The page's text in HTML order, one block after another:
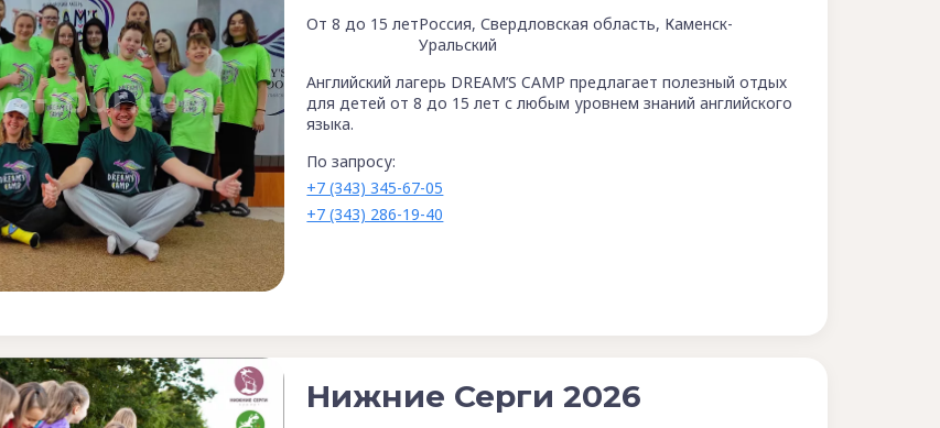
От 8 до 15 летРоссия, Свердловская область, Каменск-
Уральский
Английский лагерь DREAM’S CAMP предлагает полезный отдых
для детей от 8 до 15 лет с любым уровнем знаний английского
языка.
По запросу:
+7 (343) 345-67-05
+7 (343) 286-19-40
Нижние Серги 2026